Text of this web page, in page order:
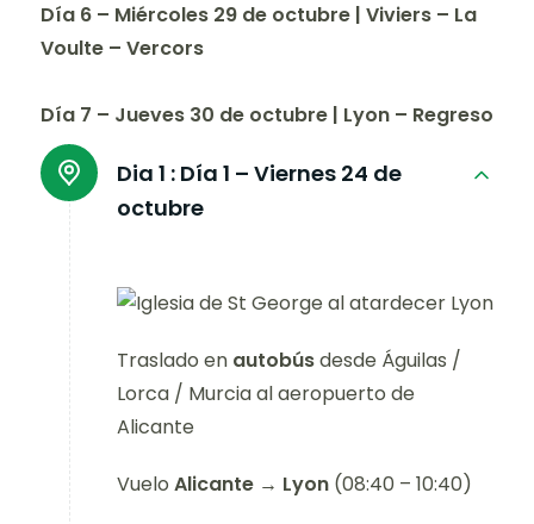
Día 6 – Miércoles 29 de octubre | Viviers – La
Voulte – Vercors
Día 7 – Jueves 30 de octubre | Lyon – Regreso
Dia 1 : Día 1 – Viernes 24 de
octubre
Traslado en autobúsdesde Águilas /
Lorca / Murcia al aeropuerto de
Alicante
Vuelo Alicante → Lyon (08:40 – 10:40)